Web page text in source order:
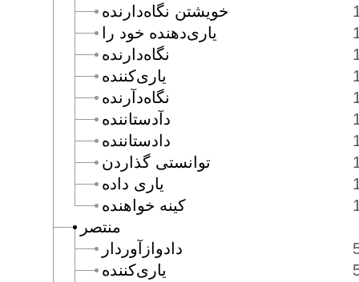
منتصر
خويشتن نگاه‌دارنده
يارى‌دهنده خود را
نگاه‌دارنده
يارى‌كننده
نگاه‌دآرنده
دآدستاننده
دادستاننده
توانستى گذاردن
يارى داده
كينه خواهنده
دادوازآوردار
يارى‌كننده